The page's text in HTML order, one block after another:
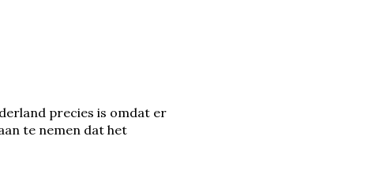
precies is omdat er
te nemen dat het